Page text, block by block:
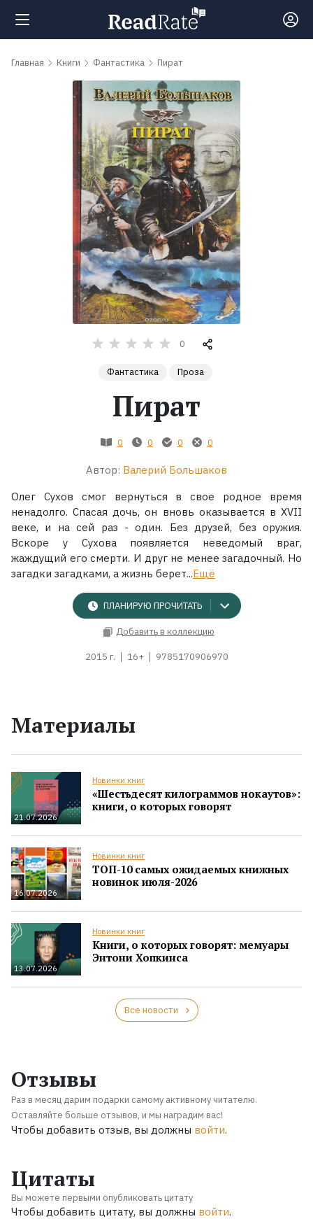
Поиск
Рейтинги
обсуждаемые
Главная Книги Фантастика Пират
0
Фантастика Проза
Пират
0 0 0 0
Автор: Валерий Большаков
Олег Сухов смог вернуться в свое родное время
ненадолго. Спасая дочь, он вновь оказывается в XVII
веке, и на сей раз - один. Без друзей, без оружия.
Вскоре у Сухова появляется неведомый враг,
жаждущий его смерти. И друг не менее загадочный. Но
загадки загадками, а жизнь берет...Ещё
ПЛАНИРУЮ ПРОЧИТАТЬ
Добавить в коллекцию
2015 г. 16+ 9785170906970
Материалы
21.07.2026
Новинки книг
«Шестьдесят килограммов нокаутов»:
книги, о которых говорят
16.07.2026
Новинки книг
ТОП-10 самых ожидаемых книжных
новинок июля-2026
13.07.2026
Новинки книг
Книги, о которых говорят: мемуары
Энтони Хопкинса
Все новости
Отзывы
Раз в месяц дарим подарки самому активному читателю.
Оставляйте больше отзывов, и мы наградим вас!
Чтобы добавить отзыв, вы должны войти.
Цитаты
Вы можете первыми опубликовать цитату
Чтобы добавить цитату, вы должны войти.